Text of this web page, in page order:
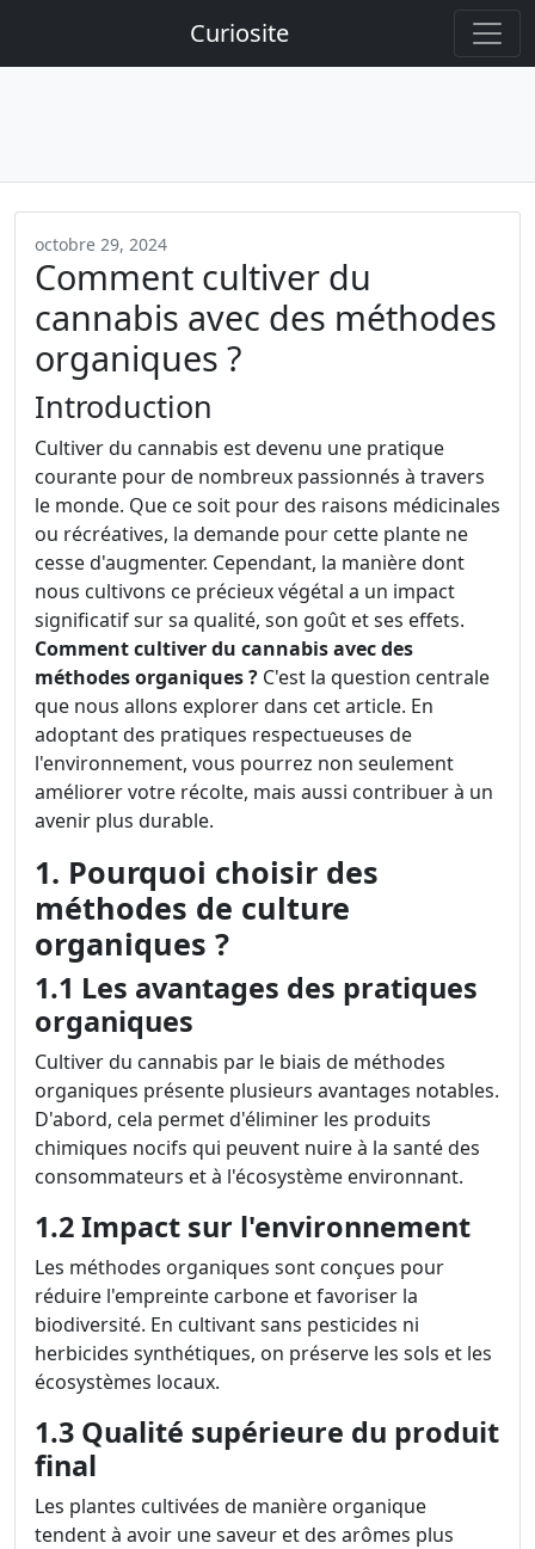
Curiosite
octobre 29, 2024
Comment cultiver du
cannabis avec des méthodes
organiques ?
Introduction
Cultiver du cannabis est devenu une pratique
courante pour de nombreux passionnés à travers
le monde. Que ce soit pour des raisons médicinales
ou récréatives, la demande pour cette plante ne
cesse d'augmenter. Cependant, la manière dont
nous cultivons ce précieux végétal a un impact
significatif sur sa qualité, son goût et ses effets.
Comment cultiver du cannabis avec des
méthodes organiques ? C'est la question centrale
que nous allons explorer dans cet article. En
adoptant des pratiques respectueuses de
l'environnement, vous pourrez non seulement
améliorer votre récolte, mais aussi contribuer à un
avenir plus durable.
1. Pourquoi choisir des
méthodes de culture
organiques ?
1.1 Les avantages des pratiques
organiques
Cultiver du cannabis par le biais de méthodes
organiques présente plusieurs avantages notables.
D'abord, cela permet d'éliminer les produits
chimiques nocifs qui peuvent nuire à la santé des
consommateurs et à l'écosystème environnant.
1.2 Impact sur l'environnement
Les méthodes organiques sont conçues pour
réduire l'empreinte carbone et favoriser la
biodiversité. En cultivant sans pesticides ni
herbicides synthétiques, on préserve les sols et les
écosystèmes locaux.
1.3 Qualité supérieure du produit
final
Les plantes cultivées de manière organique
tendent à avoir une saveur et des arômes plus